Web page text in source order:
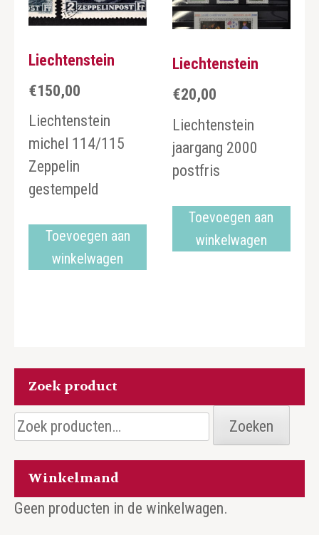
Liechtenstein
€150,00
Liechtenstein
michel 114/115
Zeppelin
gestempeld
Toevoegen aan
winkelwagen
Liechtenstein
€20,00
Liechtenstein
jaargang 2000
postfris
Toevoegen aan
winkelwagen
Zoek product
Zoeken
naar:
Zoeken
Winkelmand
Geen producten in de winkelwagen.